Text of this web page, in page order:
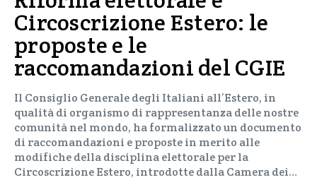
Circoscrizione Estero: le
proposte e le
raccomandazioni del CGIE
Il Consiglio Generale degli Italiani all’Estero, in
qualità di organismo di rappresentanza delle nostre
comunità nel mondo, ha formalizzato un documento
di raccomandazioni e proposte in merito alle
modifiche della disciplina elettorale per la
Circoscrizione Estero, introdotte dalla Camera dei…